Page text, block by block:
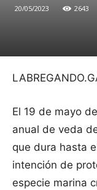
20/05/2023 2643
El 19 de mayo
anual de veda
que dura hasta
intención de
especie marina